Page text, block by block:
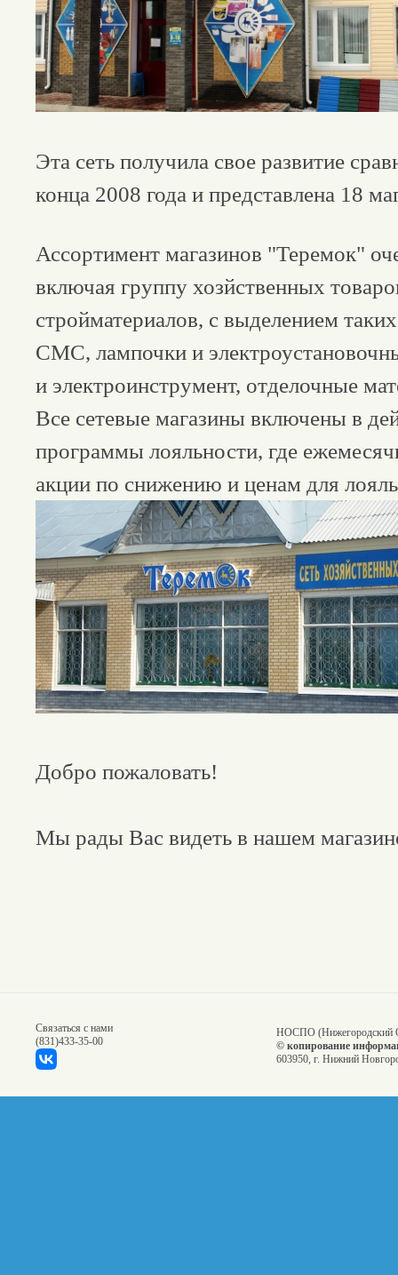
Эта сеть получила свое развитие
конца 2008 года и представлена 18
Ассортимент магазинов "Теремок"
включая группу хозйственных
стройматериалов, с выделением
СМС, лампочки и
и электроинструмент, отделочные
Все сетевые магазины включены в
программы лояльности, где
акции по снижению и ценам для
Добро пожаловать!
Мы рады Вас видеть в нашем
Связаться с нами
(831)433-35-00
НОСПО (Нижегородский
© копирование
603950, г. Нижний